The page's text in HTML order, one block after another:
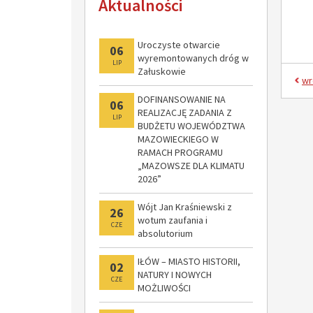
modernizacji
Aktualności
06
LIP
Uroczyste otwarcie
wyremontowanych dróg w
Załuskowie
06
LIP
DOFINANSOWANIE NA
REALIZACJĘ ZADANIA Z
BUDŻETU WOJEWÓDZTWA
MAZOWIECKIEGO W
RAMACH PROGRAMU
„MAZOWSZE DLA KLIMATU
2026”
26
CZE
Wójt Jan Kraśniewski z
wotum zaufania i
absolutorium
02
CZE
IŁÓW – MIASTO HISTORII,
NATURY I NOWYCH
MOŻLIWOŚCI